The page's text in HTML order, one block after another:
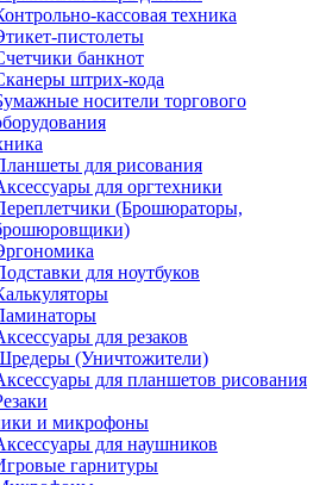
кассовая техника
пистолеты
банкнот
штрих-кода
носители торгового
для рисования
для оргтехники
(Брошюраторы,
для ноутбуков
для резаков
(Уничтожители)
для планшетов рисования
и микрофоны
для наушников
гарнитуры